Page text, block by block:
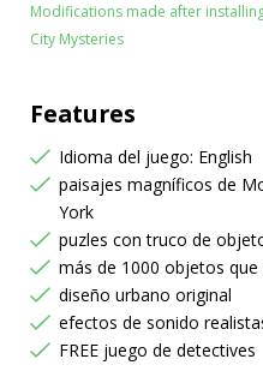
Modifications made after
City Mysteries
Features
Idioma del juego: English
paisajes magníficos de
York
puzles con truco de
más de 1000 objetos
diseño urbano original
efectos de sonido
FREE juego de detectives